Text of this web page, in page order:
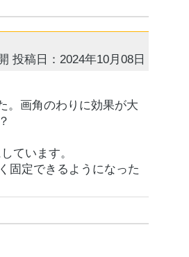
投稿日：2024年10月08日
。画角のわりに効果が大
ています。
固定できるようになった